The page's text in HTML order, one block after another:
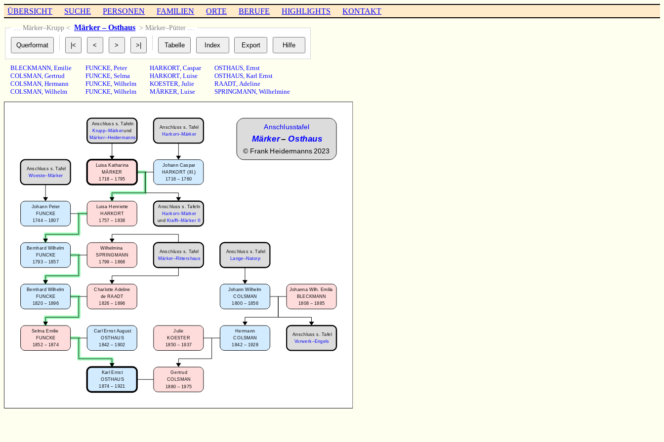
ÜBERSICHT SUCHE PERSONEN FAMILIEN ORTE BERUFE HIGHLIGHTS KONTAKT
… Märker–Krupp < Märker – Osthaus > Märker–Pütter …
BLECKMANN,Emilie
COLSMAN,Gertrud
COLSMAN,Hermann
COLSMAN,Wilhelm
FUNCKE, Peter
FUNCKE, Selma
FUNCKE, Wilhelm
FUNCKE, Wilhelm
HARKORT, Caspar
HARKORT, Luise
KOESTER, Julie
MÄRKER, Luise
OSTHAUS, Ernst
OSTHAUS, Karl Ernst
RAADT, Adeline
SPRINGMANN, Wilhelmine
Johann Caspar
HARKORT (III.)
1716 – 1760
Luisa Katharina
MÄRKER
1718 – 1795
Anschluss s. Tafeln
Krupp–Märkerund
Märker–Heidermanns
Anschlusstafel
Märker–Osthaus
© Frank Heidermanns 2023
Anschluss s. Tafeln
Harkort–Märker
und Krafft–Märker II
Johann Peter
FUNCKE
1744 – 1807
Luisa Henriette
HARKORT
1757 – 1838
Bernhard Wilhelm
FUNCKE
1793 – 1857
Wilhelmina
SPRINGMANN
1799 – 1868
Bernhard Wilhelm
FUNCKE
1820 – 1896
Charlotte Adeline
de RAADT
1826 – 1896
Anschluss s. Tafel
Harkort–Märker
Anschluss s. Tafel
Märker–Rittershaus
Carl Ernst August
OSTHAUS
1842 – 1902
Selma Emilie
FUNCKE
1852 – 1874
Karl Ernst
OSTHAUS
1874 – 1921
Gertrud
COLSMAN
1880 – 1975
Hermann
COLSMAN
1842 – 1928
Julie
KOESTER
1850 – 1937
Johann Wilhelm
COLSMAN
1800 – 1856
Johanna Wilh. Emilia
BLECKMANN
1808 – 1885
Anschluss s. Tafel
Lange–Natorp
Anschluss s. Tafel
Vorwerk–Engels
Anschluss s. Tafel
Woeste–Märker